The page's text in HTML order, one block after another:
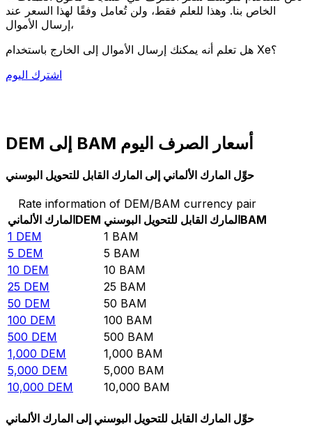
الخاص بنا. وهذا للعلم فقط، ولن تُعامل وفقًا لهذا السعر عند
إرسال الأموال،
هل تعلم أنه يمكنك إرسال الأموال إلى الخارج باستخدام Xe؟
اشترك اليوم
DEM إلى BAM أسعار الصرف اليوم
حوِّل المارك الألماني إلى المارك القابل للتحويل البوسني
Rate information of DEM/BAM currency pair
المارك الألمانيDEM المارك القابل للتحويل البوسنيBAM
1 DEM 1 BAM
5 DEM 5 BAM
10 DEM 10 BAM
25 DEM 25 BAM
50 DEM 50 BAM
100 DEM 100 BAM
500 DEM 500 BAM
1,000 DEM 1,000 BAM
5,000 DEM 5,000 BAM
10,000 DEM 10,000 BAM
حوِّل المارك القابل للتحويل البوسني إلى المارك الألماني